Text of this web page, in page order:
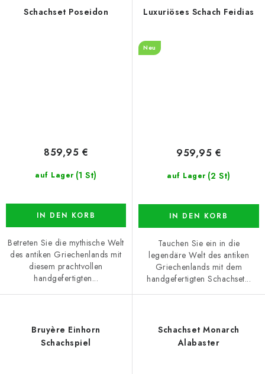
Schachset Poseidon
auf Lager (1 St)
859,95 €
IN DEN KORB
Betreten Sie die mythische Welt
des antiken Griechenlands mit
diesem prachtvollen
handgefertigten...
Luxuriöses Schach Feidias
Neu
auf Lager (2 St)
959,95 €
IN DEN KORB
Tauchen Sie ein in die
legendäre Welt des antiken
Griechenlands mit dem
handgefertigten Schachset...
Bruyère Einhorn
Schachspiel
Schachset Monarch
Alabaster